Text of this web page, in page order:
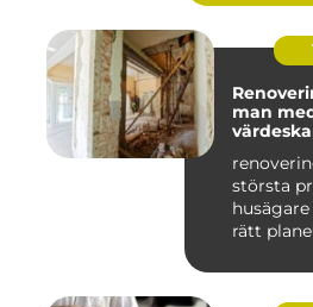
Renovering
man
största
rätt